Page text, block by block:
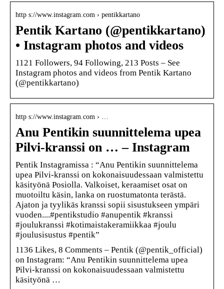
http s://www.instagram.com › pentikkartano
Pentik Kartano (@pentikkartano)
• Instagram photos and videos
1121 Followers, 94 Following, 213 Posts – See
Instagram photos and videos from Pentik Kartano
(@pentikkartano)
http s://www.instagram.com › …
Anu Pentikin suunnittelema upea
Pilvi-kranssi on … – Instagram
Pentik Instagramissa : “Anu Pentikin suunnittelema
upea Pilvi-kranssi on kokonaisuudessaan valmistettu
käsityönä Posiolla. Valkoiset, keraamiset osat on
muotoiltu käsin, lanka on ruostumatonta terästä.
Ajaton ja tyylikäs kranssi sopii sisustukseen ympäri
⁠vuoden..⁠.⁠.⁠#pentikstudio #anupentik #kranssi
#joulukranssi #kotimaistakeramiikkaa #joulu
#joulusisustus #pentik”
1136 Likes, 8 Comments – Pentik (@pentik_official)
on Instagram: “Anu Pentikin suunnittelema upea
Pilvi-kranssi on kokonaisuudessaan valmistettu
käsityönä …